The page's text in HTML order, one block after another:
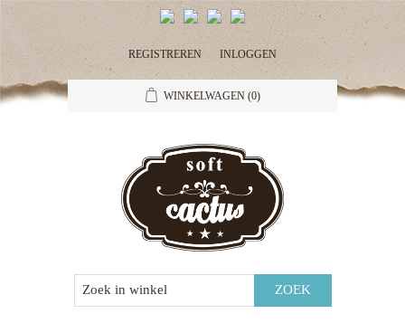
REGISTREREN INLOGGEN
WINKELWAGEN (0)